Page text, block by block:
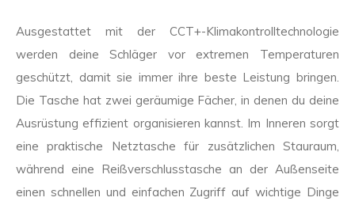
Ausgestattet mit der CCT+-Klimakontrolltechnologie
werden deine Schläger vor extremen Temperaturen
geschützt, damit sie immer ihre beste Leistung bringen.
Die Tasche hat zwei geräumige Fächer, in denen du deine
Ausrüstung effizient organisieren kannst. Im Inneren sorgt
eine praktische Netztasche für zusätzlichen Stauraum,
während eine Reißverschlusstasche an der Außenseite
einen schnellen und einfachen Zugriff auf wichtige Dinge